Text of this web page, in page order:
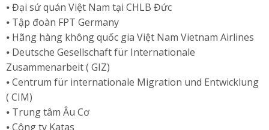
⦁ Đại sứ quán Việt Nam tại CHLB Đức
⦁ Tập đoàn FPT Germany
⦁ Hãng hàng không quốc gia Việt Nam Vietnam Airlines
⦁ Deutsche Gesellschaft für Internationale
Zusammenarbeit ( GIZ)
⦁ Centrum für internationale Migration und Entwicklung
( CIM)
⦁ Trung tâm Âu Cơ
⦁ Công ty Katas